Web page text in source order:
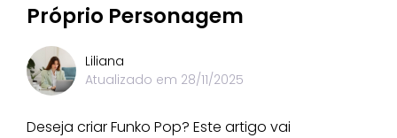
Próprio Personagem
Liliana
Atualizado em 28/11/2025
Deseja criar Funko Pop? Este artigo vai